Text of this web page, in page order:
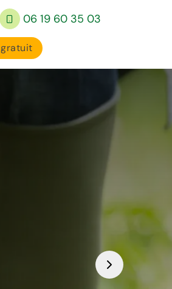
06 19 60 35 03